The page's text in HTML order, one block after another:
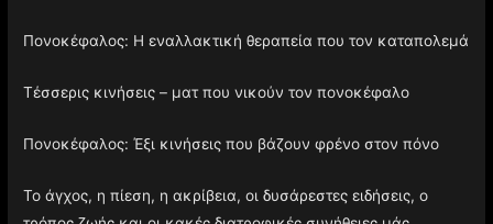
Πονοκέφαλος: Η εναλλακτική θεραπεία που τον καταπολεμά
Τέσσερις κινήσεις – ματ που νικούν τον πονοκέφαλο
Πονοκέφαλος: Έξι κινήσεις που βάζουν φρένο στον πόνο
Το άγχος, η πίεση, η ακρίβεια, οι δυσάρεστες ειδήσεις, ο